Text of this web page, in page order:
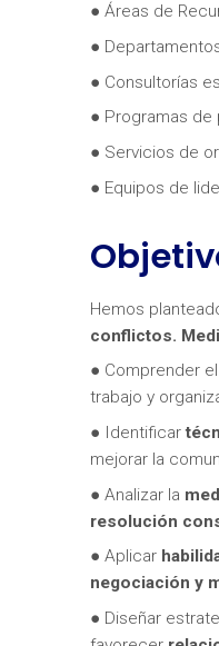
● Áreas de
●
● Consultorías
● Programas
● Servicios de
● Equipos de
Hemos
conflictos.
● Comprender
trabajo y
● Identificar
mejorar la
● Analizar la
resolución
● Aplicar
negociación y
● Diseñar